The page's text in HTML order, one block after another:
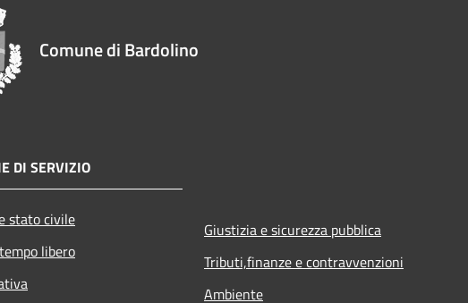
Comune di Bardolino
DI SERVIZIO
stato civile
libero
Giustizia e sicurezza pubblica
Tributi,finanze e contravvenzioni
Ambiente